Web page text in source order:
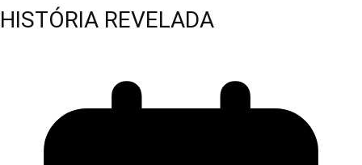
HISTÓRIA REVELADA